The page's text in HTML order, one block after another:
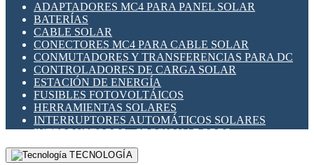
ADAPTADORES MC4 PARA PANEL SOLAR
BATERÍAS
CABLE SOLAR
CONECTORES MC4 PARA CABLE SOLAR
CONMUTADORES Y TRANSFERENCIAS PARA DC
CONTROLADORES DE CARGA SOLAR
ESTACIÓN DE ENERGÍA
FUSIBLES FOTOVOLTÁICOS
HERRAMIENTAS SOLARES
INTERRUPTORES AUTOMÁTICOS SOLARES
INTERRUPTORES - SECCIONADORES
FOTOVOLTÁICOS
MONTAJE PANEL SOLAR
TECNOLOGÍA